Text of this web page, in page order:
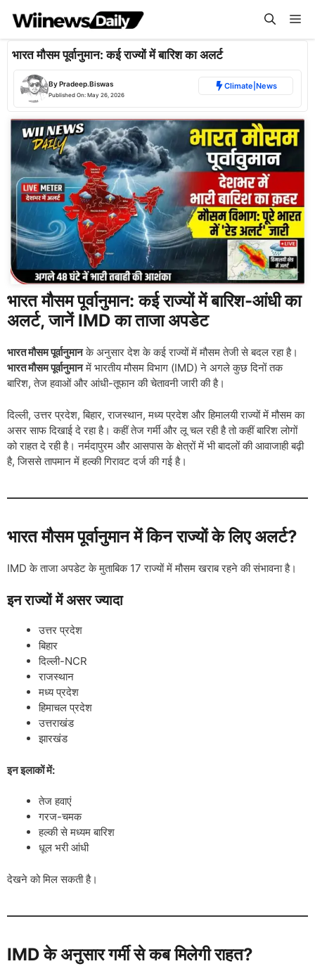
content
भारत मौसम पूर्वानुमान: कई राज्यों में बारिश का अलर्ट
ByPradeep.Biswas
Published On: May 26, 2026
Climate News
भारत मौसम पूर्वानुमान: कई राज्यों में बारिश-आंधी का
अलर्ट, जानें IMD का ताजा अपडेट
भारत मौसम पूर्वानुमानके अनुसार देश के कई राज्यों में मौसम तेजी से बदल रहा है।
भारत मौसम पूर्वानुमानमें भारतीय मौसम विभाग (IMD) ने अगले कुछ दिनों तक
बारिश, तेज हवाओं और आंधी-तूफान की चेतावनी जारी की है।
दिल्ली, उत्तर प्रदेश, बिहार, राजस्थान, मध्य प्रदेश और हिमालयी राज्यों में मौसम का
असर साफ दिखाई दे रहा है। कहीं तेज गर्मी और लू चल रही है तो कहीं बारिश लोगों
को राहत दे रही है। नर्मदापुरम और आसपास के क्षेत्रों में भी बादलों की आवाजाही बढ़ी
है, जिससे तापमान में हल्की गिरावट दर्ज की गई है।
भारत मौसम पूर्वानुमान में किन राज्यों के लिए अलर्ट?
IMD के ताजा अपडेट के मुताबिक 17 राज्यों में मौसम खराब रहने की संभावना है।
इन राज्यों में असर ज्यादा
उत्तर प्रदेश
बिहार
दिल्ली-NCR
राजस्थान
मध्य प्रदेश
हिमाचल प्रदेश
उत्तराखंड
झारखंड
इन इलाकों में:
तेज हवाएं
गरज-चमक
हल्की से मध्यम बारिश
धूल भरी आंधी
देखने को मिल सकती है।
IMD के अनुसार गर्मी से कब मिलेगी राहत?